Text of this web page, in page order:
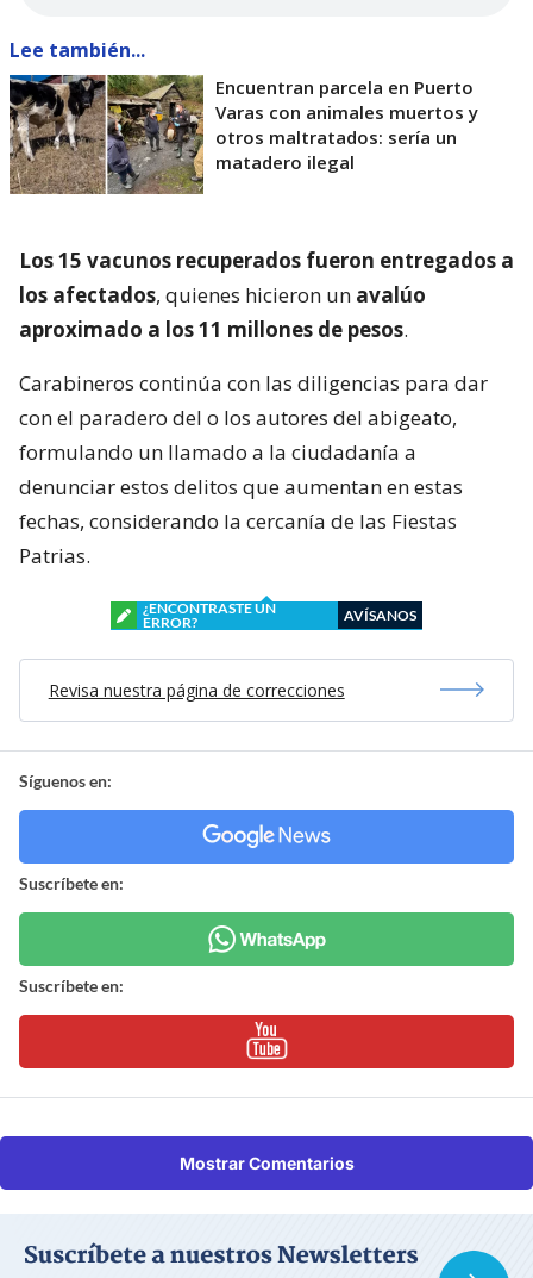
Lee también...
Encuentran parcela en Puerto
Varas con animales muertos y
otros maltratados: sería un
matadero ilegal
Los 15 vacunos recuperados fueron entregados a
los afectados, quienes hicieron un avalúo
aproximado a los 11 millones de pesos.
Carabineros continúa con las diligencias para dar
con el paradero del o los autores del abigeato,
formulando un llamado a la ciudadanía a
denunciar estos delitos que aumentan en estas
fechas, considerando la cercanía de las Fiestas
Patrias.
¿ENCONTRASTE UN
ERROR?
AVÍSANOS
Revisa nuestra página de correcciones
Síguenos en:
Suscríbete en:
Suscríbete en:
Mostrar Comentarios